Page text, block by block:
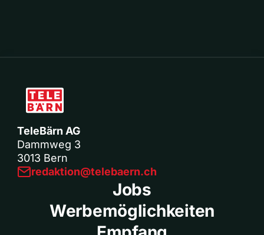
TeleBärn AG
Dammweg 3
3013 Bern
redaktion@telebaern.ch
Jobs
Werbemöglichkeiten